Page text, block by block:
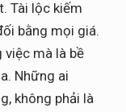
Tài lộc kiếm
bằng mọi giá.
việc mà là bề
Những ai
không phải là